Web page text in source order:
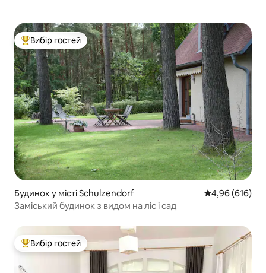
Топ вибір гостей
Вибір гостей
Будинок у місті Schulzendorf Середня
4,96 (616)
Заміський будинок з видом на ліс і сад
Топ вибір гостей
Вибір гостей